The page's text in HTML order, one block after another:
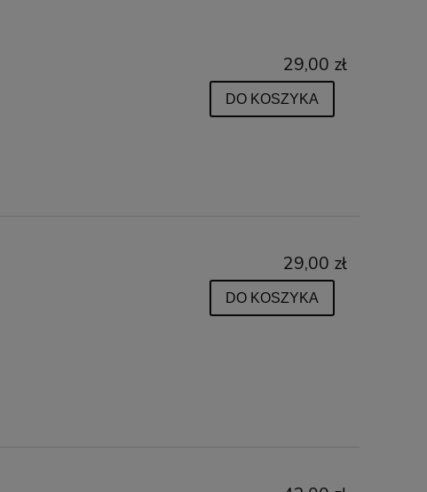
29,00 zł
DO KOSZYKA
29,00 zł
DO KOSZYKA